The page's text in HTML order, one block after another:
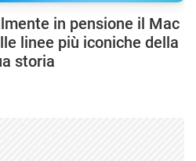
in pensione il Mac
linee più iconiche della
storia